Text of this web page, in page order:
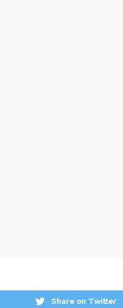
Share on Twitter